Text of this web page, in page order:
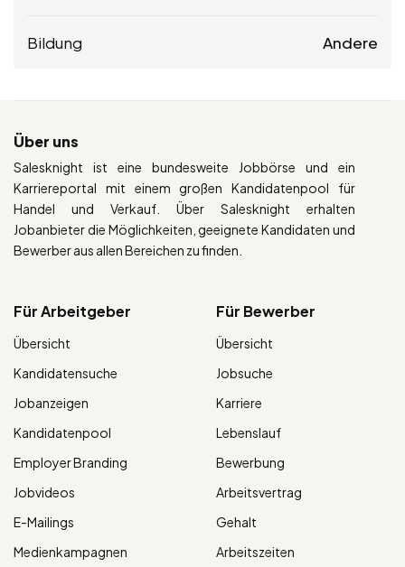
Bildung Andere
Über uns
Salesknight ist eine bundesweite Jobbörse und ein
Karriereportal mit einem großen Kandidatenpool für
Handel und Verkauf. Über Salesknight erhalten
Jobanbieter die Möglichkeiten, geeignete Kandidaten und
Bewerber aus allen Bereichen zu finden.
Für Arbeitgeber
Übersicht
Kandidatensuche
Jobanzeigen
Kandidatenpool
Employer Branding
Jobvideos
E-Mailings
Medienkampagnen
Für Bewerber
Übersicht
Jobsuche
Karriere
Lebenslauf
Bewerbung
Arbeitsvertrag
Gehalt
Arbeitszeiten